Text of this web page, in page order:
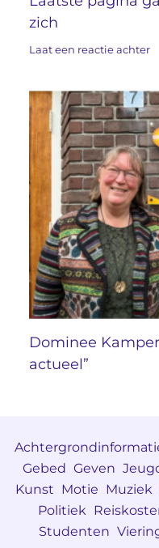
zich
Laat een reactie achter
Dominee
actueel”
Gebed Geven
Kunst Motie Muziek
Politiek
Studenten